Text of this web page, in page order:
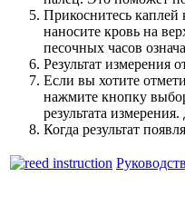
Прикоснитесь каплей
наносите кровь на
песочных часов
Результат измерения
Если вы хотите
нажмите кнопку
результата
Когда результат